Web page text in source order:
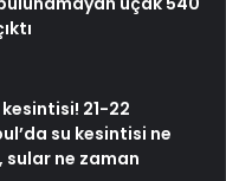
21-22
su kesintisi ne
ne zaman